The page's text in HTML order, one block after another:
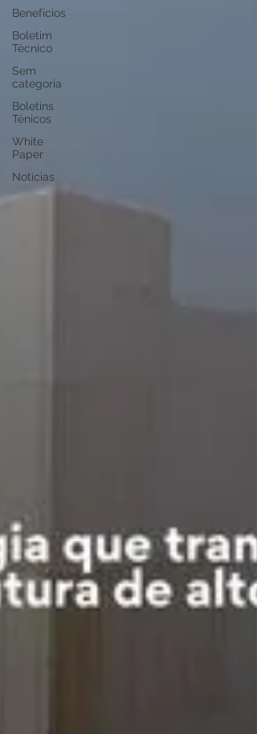
Benefícios
Boletim
Técnico
Sem
categoria
Boletins
Ténicos
White
Paper
Notícias